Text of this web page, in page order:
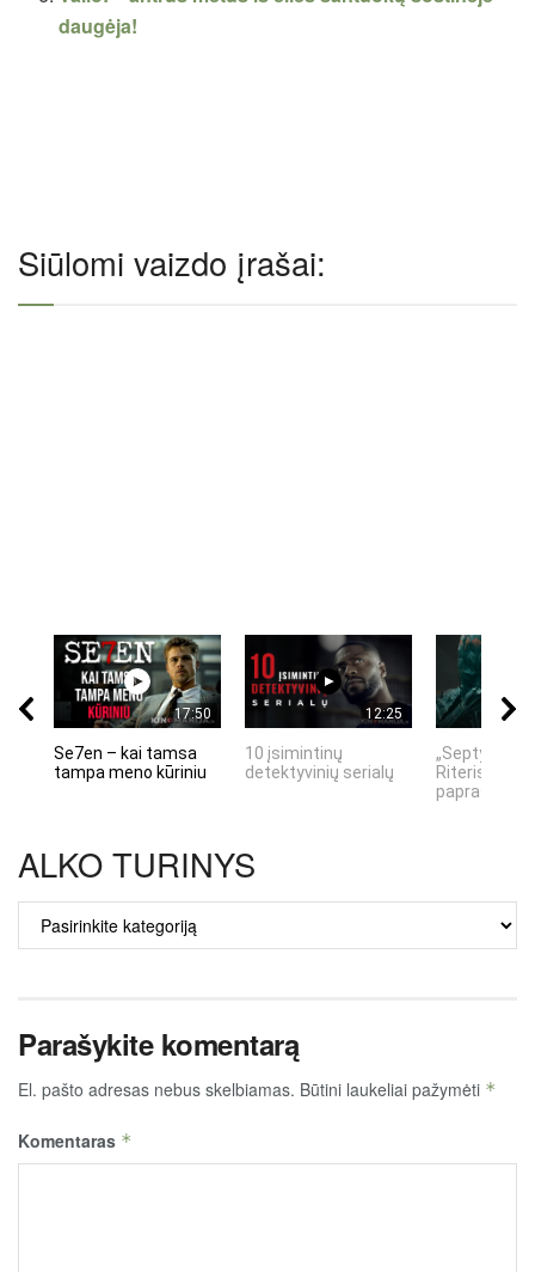
daugėja!
Siūlomi vaizdo įrašai:
17:50
Se7en – kai tamsa
tampa meno kūriniu
12:25
10 įsimintinų
detektyvinių serialų
„Septynių
Riteris" – kai
ALKO TURINYS
ALKO
TURINYS
Parašykite komentarą
El. pašto adresas nebus skelbiamas. Būtini laukeliai pažymėti *
Komentaras *